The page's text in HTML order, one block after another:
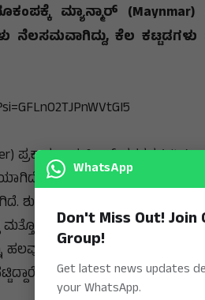
ಮ್ಯಾನ್ಮಾರ್‌ (Maynmar)
ನೆಲಸಮವಾಗಿದ್ದು, ಕೆಲ ಕಟ್ಟಡಗಳು
ಪ್ರಕಾರ ಸಾಗಯಿಂಗ್ ನಗರದ
ಮ್ಯಾನ್ಮಾರ್‌ ಗಡಿ
ಬೆಳಗ್ಗೆ 11:50ರ ಸುಮಾರಿಗೆ
ಮತ್ತೊಂದು ಬಾರಿ ಭೂಕಂಪ
ಕಟ್ಟಡಗಳು ಬಿರುಕು ಬಿಟ್ಟಿವೆ. ಈ
ಎಂಬುದು ತಿಳಿದುಬಂದಿಲ್ಲ.
WhatsApp
Don't Miss Out! Join
Group!
Get latest news updates
your WhatsApp.